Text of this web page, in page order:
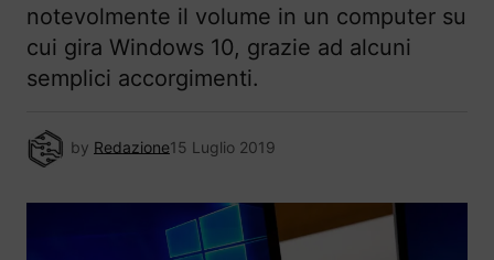
notevolmente il volume in un computer su
cui gira Windows 10, grazie ad alcuni
semplici accorgimenti.
by Redazione15 Luglio 2019